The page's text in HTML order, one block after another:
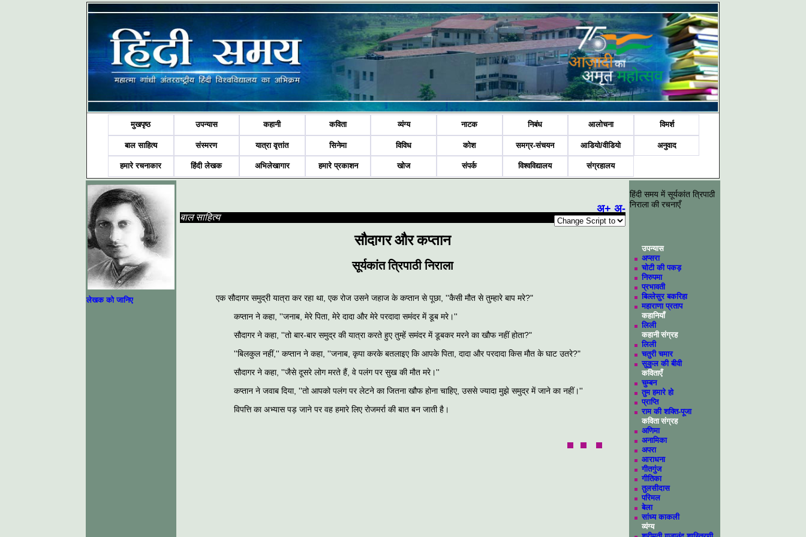
मुखपृष्ठ उपन्यास कहानी कविता व्यंग्य नाटक निबंध आलोचना विमर्श
बाल साहित्य संस्मरण यात्रा वृत्तांत सिनेमा विविध कोश समग्र-संचयन आडियो/वीडियो अनुवाद
हमारे रचनाकार हिंदी लेखक अभिलेखागार हमारे प्रकाशन खोज संपर्क विश्वविद्यालय संग्रहालय
लेखक को जानिए
अ+ अ-
बाल साहित्य
सौदागर और कप्तान
सूर्यकांत त्रिपाठी निराला
एक सौदागर समुद्री यात्रा कर रहा था, एक रोज उसने जहाज के कप्‍तान से पूछा, ''कैसी मौत से तुम्‍हारे बाप मरे?"
कप्‍तान ने कहा, ''जनाब, मेरे पिता, मेरे दादा और मेरे परदादा समंदर में डूब मरे।''
सौदागर ने कहा, ''तो बार-बार समुद्र की यात्रा करते हुए तुम्‍हें समंदर में डूबकर मरने का खौफ नहीं होता?"
''बिलकुल नहीं,'' कप्‍तान ने कहा, ''जनाब, कृपा करके बतलाइए कि आपके पिता, दादा और परदादा किस मौत के घाट उतरे?"
सौदागर ने कहा, ''जैसे दूसरे लोग मरते हैं, वे पलंग पर सुख की मौत मरे।''
कप्‍तान ने जवाब दिया, ''तो आपको पलंग पर लेटने का‍ जितना खौफ होना चाहिए, उससे ज्‍यादा मुझे समुद्र में जाने का नहीं।''
विपत्ति का अभ्‍यास पड़ जाने पर वह हमारे लिए रोजमर्रा की बात बन जाती है।
हिंदी समय में सूर्यकांत त्रिपाठी
निराला की रचनाएँ
उपन्यास
अप्सरा
चोटी की पकड़
निरुपमा
प्रभावती
बिल्लेसुर बकरिहा
महाराणा प्रताप
कहानियाँ
लिली
कहानी संग्रह
लिली
चतुरी चमार
सुकुल की बीवी
कविताएँ
चुम्बन
तुम हमारे हो
प्राप्ति
राम की शक्ति-पूजा
कविता संग्रह
अणिमा
अनामिका
अपरा
आराधना
गीतगुंज
गीतिका
तुलसीदास
परिमल
बेला
सांध्‍य काकली
व्यंग्य